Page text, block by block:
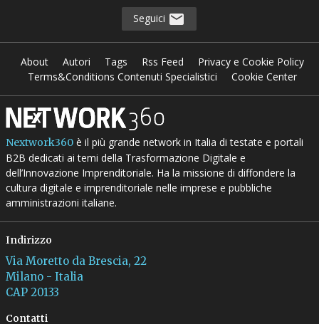
Seguici
About Autori Tags Rss Feed
Privacy e Cookie Policy
Terms&Conditions Contenuti Specialistici
Cookie Center
Nextwork360è il più grande network in Italia di testate e portali
B2B dedicati ai temi della Trasformazione Digitale e
dell’Innovazione Imprenditoriale. Ha la missione di diffondere la
cultura digitale e imprenditoriale nelle imprese e pubbliche
amministrazioni italiane.
Indirizzo
Via Moretto da Brescia, 22
Milano - Italia
CAP 20133
Contatti